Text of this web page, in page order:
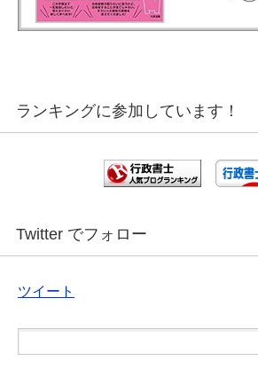
ランキングに参加しています！
Twitter でフォロー
ツイート